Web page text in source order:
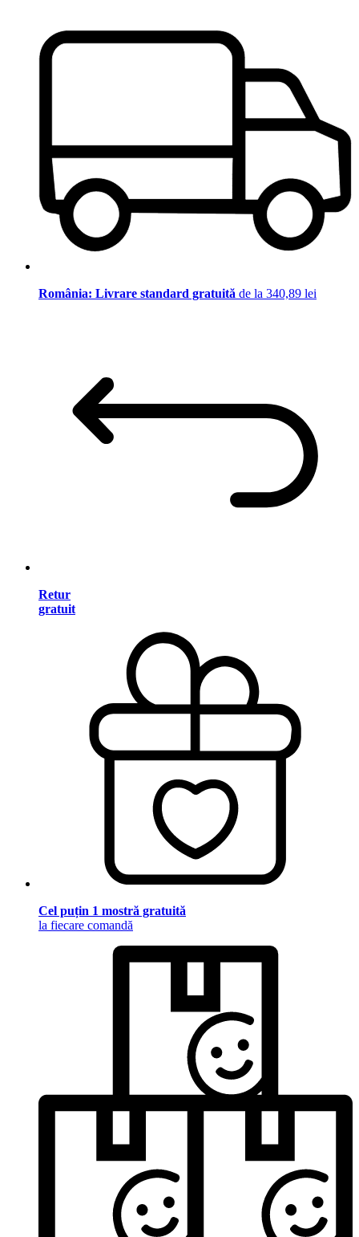
România: Livrare standard gratuită de la 340,89 lei
Retur
gratuit
Cel puțin 1 mostră gratuită
la fiecare comandă